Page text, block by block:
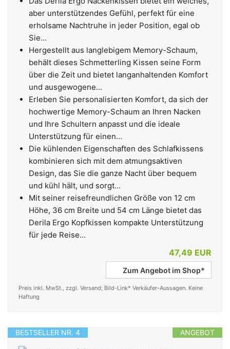
aber unterstützendes Gefühl, perfekt für eine
erholsame Nachtruhe in jeder Position, egal ob
Sie...
Hergestellt aus langlebigem Memory-Schaum,
behält dieses Schmetterling Kissen seine Form
über die Zeit und bietet langanhaltenden Komfort
und ausgewogene...
Erleben Sie personalisierten Komfort, da sich der
hochwertige Memory-Schaum an Ihren Nacken
und Ihre Schultern anpasst und die ideale
Unterstützung für einen...
Die kühlenden Eigenschaften des Schlafkissens
kombinieren sich mit dem atmungsaktiven
Design, das Sie die ganze Nacht über bequem
und kühl hält, und sorgt...
Mit seiner reisefreundlichen Größe von 12 cm
Höhe, 36 cm Breite und 54 cm Länge bietet das
Derila Ergo Kopfkissen kompakte Unterstützung
für jede Reise...
47,49 EUR
Zum Angebot im Shop*
Preis inkl. MwSt., zzgl. Versand; Bild-Link* Verkäufer-Aussagen. Keine
Haftung
ANGEBOT
BESTSELLER NR. 4